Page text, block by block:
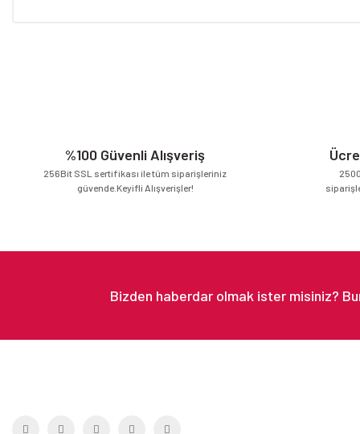
Bu ürüne benzer farklı alternatifler olmalı.
%100 Güvenli Alışveriş
256Bit SSL sertifikası ile tüm siparişleriniz
güvende.Keyifli Alışverişler!